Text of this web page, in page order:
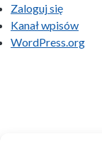
Zaloguj się
Kanał wpisów
WordPress.org